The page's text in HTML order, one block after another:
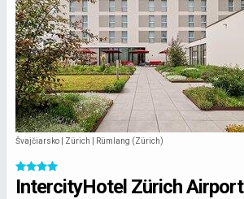
Švajčiarsko | Zürich | Rümlang (Zürich)
IntercityHotel Zürich Airport